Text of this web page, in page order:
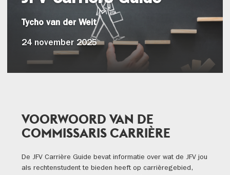
Tycho van der Weit
24 november 2025
VOORWOORD VAN DE
COMMISSARIS CARRIÈRE
De JFV Carrière Guide bevat informatie over wat de JFV jou
als rechtenstudent te bieden heeft op carrièregebied,